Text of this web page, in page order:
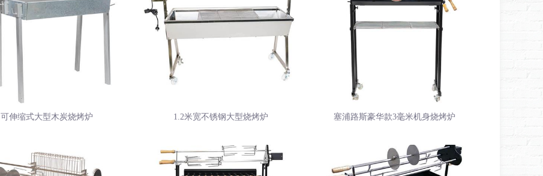
可伸缩式大型木炭烧烤炉 1.2米宽不锈钢大型烧烤炉 塞浦路斯豪华款3毫米机身烧烤炉